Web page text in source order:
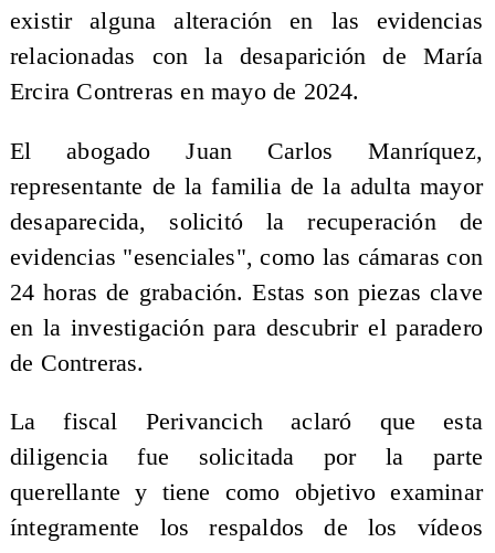
existir alguna alteración en las evidencias
relacionadas con la desaparición de María
Ercira Contreras en mayo de 2024.
El abogado Juan Carlos Manríquez,
representante de la familia de la adulta mayor
desaparecida, solicitó la recuperación de
evidencias "esenciales", como las cámaras con
24 horas de grabación. Estas son piezas clave
en la investigación para descubrir el paradero
de Contreras.
La fiscal Perivancich aclaró que esta
diligencia fue solicitada por la parte
querellante y tiene como objetivo examinar
íntegramente los respaldos de los vídeos